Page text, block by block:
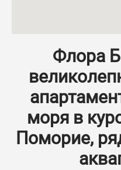
Флора
моря в
Поморие,